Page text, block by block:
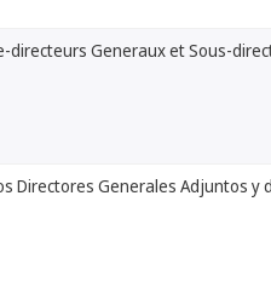
directeurs Generaux et Sous-
Directores Generales Adjuntos y